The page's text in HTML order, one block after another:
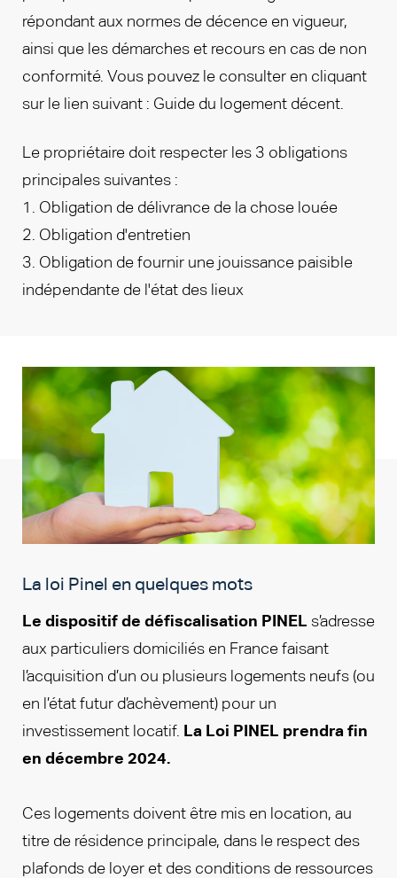
répondant aux normes de décence en vigueur,
ainsi que les démarches et recours en cas de non
conformité. Vous pouvez le consulter en cliquant
sur le lien suivant : Guide du logement décent.
Le propriétaire doit respecter les 3 obligations
principales suivantes :
1. Obligation de délivrance de la chose louée
2. Obligation d'entretien
3. Obligation de fournir une jouissance paisible
indépendante de l'état des lieux
La loi Pinel en quelques mots
Le dispositif de défiscalisation PINEL s’adresse
aux particuliers domiciliés en France faisant
l’acquisition d’un ou plusieurs logements neufs (ou
en l’état futur d’achèvement) pour un
investissement locatif. La Loi PINEL prendra fin
en décembre 2024.
Ces logements doivent être mis en location, au
titre de résidence principale, dans le respect des
plafonds de loyer et des conditions de ressources